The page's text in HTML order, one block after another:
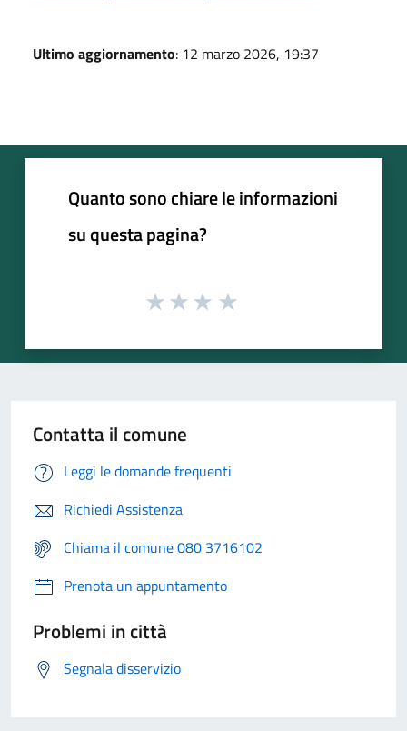
Ultimo aggiornamento: 12 marzo 2026, 19:37
Quanto sono chiare le informazioni
su questa pagina?
Contatta il comune
Leggi le domande frequenti
Richiedi Assistenza
Chiama il comune 080 3716102
Prenota un appuntamento
Problemi in città
Segnala disservizio